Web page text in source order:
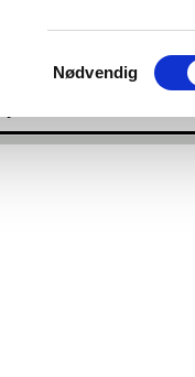
Samtykkevalg
Nødvendig